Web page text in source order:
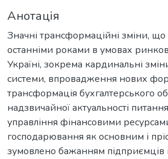
Анотація
Значні трансформаційні зміни, що
останніми роками в умовах
Україні, зокрема кардинальні
системи, впровадження нових
трансформація бухгалтерського
надзвичайної актуальності
управління фінансовими
господарювання як основним і
зумовлено бажанням підприємців